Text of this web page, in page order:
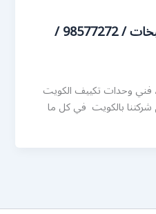
فني تكييف هندي الصليبخات / 98577272 /
وحدات تكييف الكويت
بالكويت في كل ما